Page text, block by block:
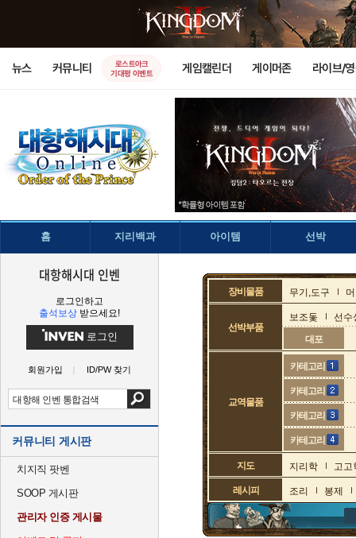
뉴스 커뮤니티
로스트아크
기대평 이벤트
게임캘린더 게이머존 라이브/
홈 지리백과 아이템 선박
대항해시대 인벤
로그인하고
출석보상 받으세요!
로그인
회원가입 ID/PW 찾기
커뮤니티 게시판
치지직 팟벤
SOOP 게시판
관리자 인증 게시물
장비물품 무기,도구
선박부품
보조돛
선수
대포
교역물품
카테고리
카테고리
카테고리
카테고리
지도 지리학 고고
레시피 조리 봉제